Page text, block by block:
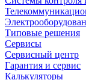
Типовые решения
Сервисы
Сервисный центр
Гарантия и сервис
Калькуляторы